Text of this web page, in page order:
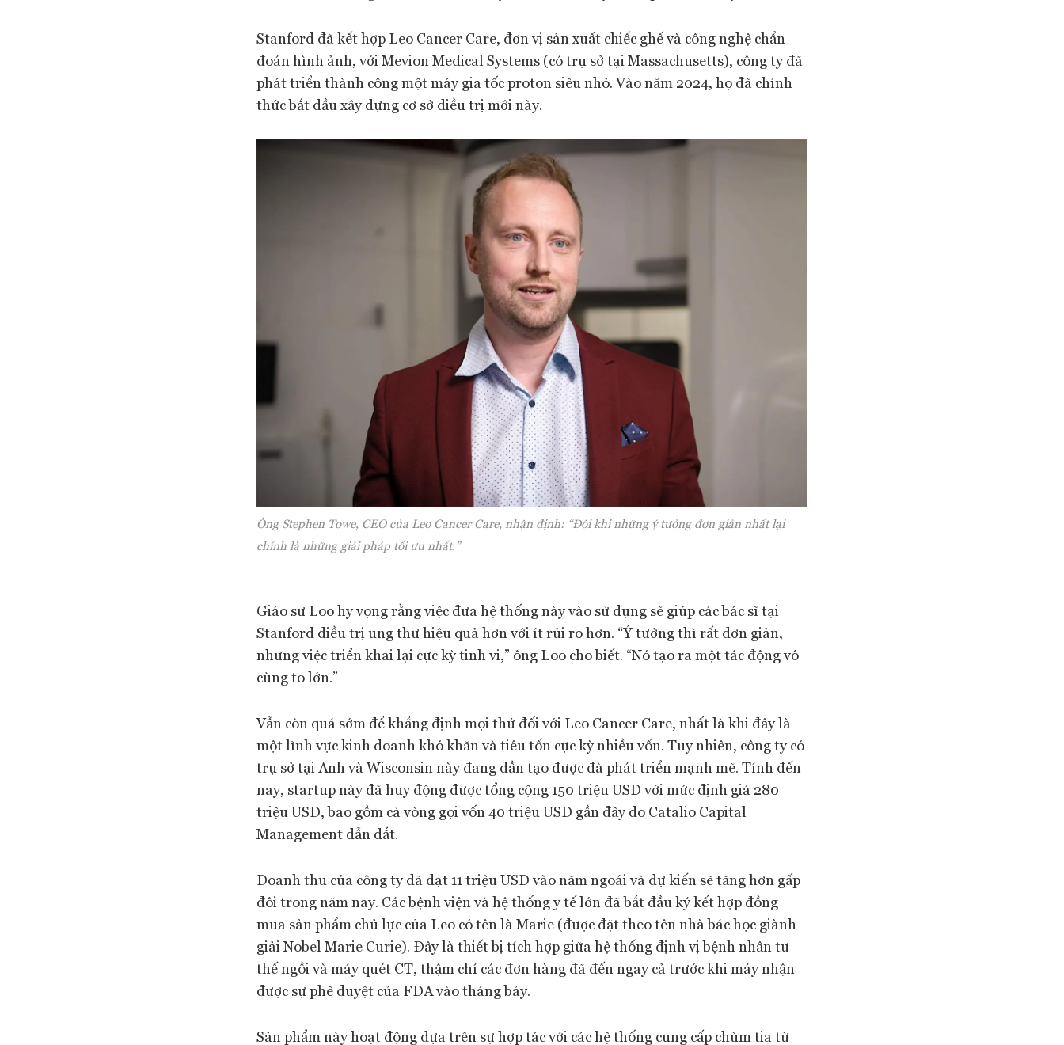
Stanford đã kết hợp Leo Cancer Care, đơn vị sản xuất chiếc ghế và công nghệ chẩn
đoán hình ảnh, với Mevion Medical Systems (có trụ sở tại Massachusetts), công ty đã
phát triển thành công một máy gia tốc proton siêu nhỏ. Vào năm 2024, họ đã chính
thức bắt đầu xây dựng cơ sở điều trị mới này.
Ông Stephen Towe, CEO của Leo Cancer Care, nhận định: “Đôi khi những ý tưởng đơn giản nhất lại
chính là những giải pháp tối ưu nhất.”
Giáo sư Loo hy vọng rằng việc đưa hệ thống này vào sử dụng sẽ giúp các bác sĩ tại
Stanford điều trị ung thư hiệu quả hơn với ít rủi ro hơn. “Ý tưởng thì rất đơn giản,
nhưng việc triển khai lại cực kỳ tinh vi,” ông Loo cho biết. “Nó tạo ra một tác động vô
cùng to lớn.”
Vẫn còn quá sớm để khẳng định mọi thứ đối với Leo Cancer Care, nhất là khi đây là
một lĩnh vực kinh doanh khó khăn và tiêu tốn cực kỳ nhiều vốn. Tuy nhiên, công ty có
trụ sở tại Anh và Wisconsin này đang dần tạo được đà phát triển mạnh mẽ. Tính đến
nay, startup này đã huy động được tổng cộng 150 triệu USD với mức định giá 280
triệu USD, bao gồm cả vòng gọi vốn 40 triệu USD gần đây do Catalio Capital
Management dẫn dắt.
Doanh thu của công ty đã đạt 11 triệu USD vào năm ngoái và dự kiến sẽ tăng hơn gấp
đôi trong năm nay. Các bệnh viện và hệ thống y tế lớn đã bắt đầu ký kết hợp đồng
mua sản phẩm chủ lực của Leo có tên là Marie (được đặt theo tên nhà bác học giành
giải Nobel Marie Curie). Đây là thiết bị tích hợp giữa hệ thống định vị bệnh nhân tư
thế ngồi và máy quét CT, thậm chí các đơn hàng đã đến ngay cả trước khi máy nhận
được sự phê duyệt của FDA vào tháng bảy.
Sản phẩm này hoạt động dựa trên sự hợp tác với các hệ thống cung cấp chùm tia từ